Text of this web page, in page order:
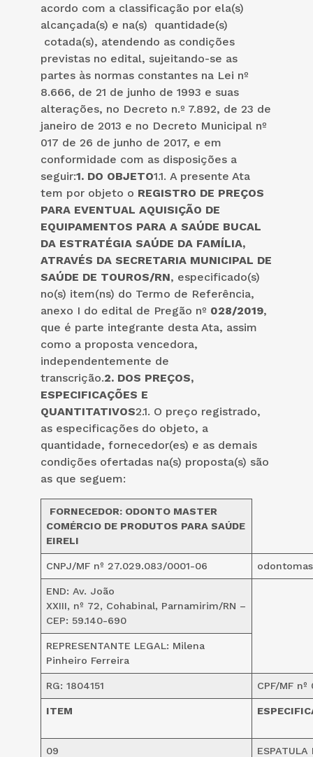
acordo com a classificação por ela(s)
alcançada(s) e na(s) quantidade(s)
cotada(s), atendendo as condições
previstas no edital, sujeitando-se as
partes às normas constantes na Lei nº
8.666, de 21 de junho de 1993 e suas
alterações, no Decreto n.º 7.892, de 23 de
janeiro de 2013 e no Decreto Municipal nº
017 de 26 de junho de 2017, e em
conformidade com as disposições a
seguir:1. DO OBJETO1.1. A presente Ata
tem por objeto o REGISTRO DE PREÇOS
PARA EVENTUAL AQUISIÇÃO DE
EQUIPAMENTOS PARA A SAÚDE BUCAL
DA ESTRATÉGIA SAÚDE DA FAMÍLIA,
ATRAVÉS DA SECRETARIA MUNICIPAL DE
SAÚDE DE TOUROS/RN, especificado(s)
no(s) item(ns) do Termo de Referência,
anexo I do edital de Pregão nº 028/2019,
que é parte integrante desta Ata, assim
como a proposta vencedora,
independentemente de
transcrição.2. DOS PREÇOS,
ESPECIFICAÇÕES E
QUANTITATIVOS2.1. O preço registrado,
as especificações do objeto, a
quantidade, fornecedor(es) e as demais
condições ofertadas na(s) proposta(s) são
as que seguem:
FORNECEDOR: ODONTO MASTER
COMÉRCIO DE PRODUTOS PARA SAÚDE
EIRELI
CNPJ/MF nº 27.029.083/0001-06
END: Av. João
XXIII, nº 72, Cohabinal, Parnamirim/RN –
CEP: 59.140-690
REPRESENTANTE LEGAL: Milena
Pinheiro Ferreira
RG: 1804151 CPF/MF
ITEM
09 ESPATULA